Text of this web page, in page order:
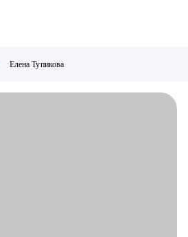
Елена Тупикова